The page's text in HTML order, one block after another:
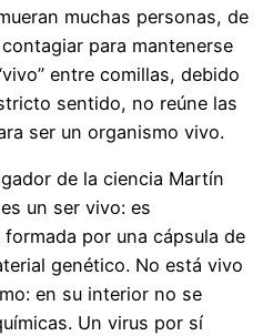
muchas personas, de
para mantenerse
entre comillas, debido
sentido, no reúne las
ser un organismo vivo.
de la ciencia Martín
un ser vivo: es
por una cápsula de
genético. No está vivo
en su interior no se
Un virus por sí